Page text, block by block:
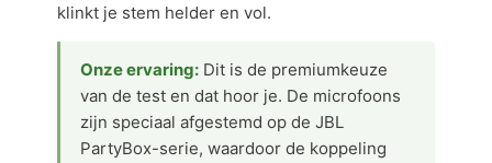
klinkt je stem helder en vol.
Onze ervaring: Dit is de premiumkeuze
van de test en dat hoor je. De microfoons
zijn speciaal afgestemd op de JBL
PartyBox-serie, waardoor de koppeling